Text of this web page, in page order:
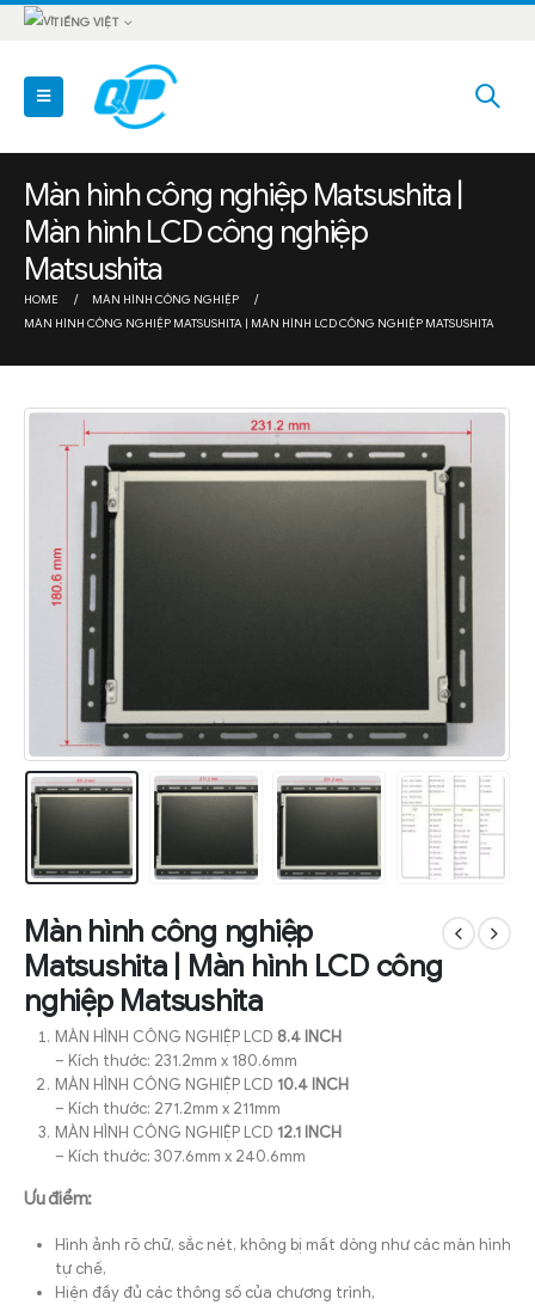
TIẾNG VIỆT
Màn hình công nghiệp Matsushita |
Màn hình LCD công nghiệp
Matsushita
HOME
MÀN HÌNH CÔNG NGHIỆP
MÀN HÌNH CÔNG NGHIỆP MATSUSHITA | MÀN HÌNH LCD CÔNG NGHIỆP MATSUSHITA
Màn hình công nghiệp
Matsushita | Màn hình LCD công
nghiệp Matsushita
MÀN HÌNH CÔNG NGHIỆP LCD 8.4 INCH
– Kích thước: 231.2mm x 180.6mm
MÀN HÌNH CÔNG NGHIỆP LCD 10.4 INCH
– Kích thước: 271.2mm x 211mm
MÀN HÌNH CÔNG NGHIỆP LCD 12.1 INCH
– Kích thước: 307.6mm x 240.6mm
Ưu điểm:
Hình ảnh rõ chữ, sắc nét, không bị mất dòng như các màn hình
tự chế,
Hiện đầy đủ các thông số của chương trình,